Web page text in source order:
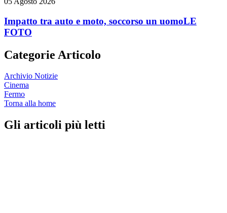
Impatto tra auto e moto, soccorso un uomoLE
FOTO
Categorie Articolo
Archivio Notizie
Cinema
Fermo
Torna alla home
Gli articoli più letti